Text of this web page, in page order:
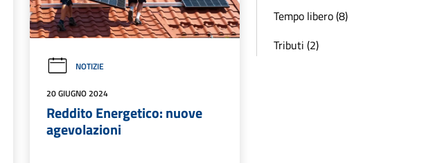
NOTIZIE
20 GIUGNO 2024
Reddito Energetico: nuove
agevolazioni
Tempo libero (8)
Tributi (2)